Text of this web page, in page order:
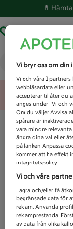
💊
Vad
Vi bryr oss om din
Vi och våra1 partners
webbläsardata eller
accepterar tillåter du
anges under ”Vi och
Om du väljer Avvisa
spårare är
vara mindre
ändra dina val eller
på länken Anpassa
kommer att ha effekt
integritetspolicy.
Vi och våra
Lagra och/eller få
begränsade data för
reklam. Använda
reklamprestanda.
av data från olika